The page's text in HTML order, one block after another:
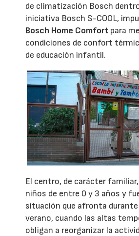
de climatización Bosch
iniciativa Bosch S-COOL,
Bosch Home Comfort para
condiciones de confort
de educación infantil.
El centro, de carácter
niños de entre 0 y 3 años y
situación que afronta durante
verano, cuando las altas
obligan a reorganizar la